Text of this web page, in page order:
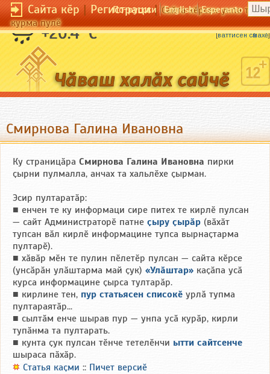
Сайта кӗр|Регистраци|Сайта кӗрсен унпа
курма пулӗ
По-русски English Esperanto
+20.4 °C Мухтаннӑ сунарҫӑ мулкачӑ тытайман.
[ваттисен сӑмахӗ]
Смирнова Галина Ивановна
Ку страницӑра Смирнова Галина Ивановна пирки
ҫырни пулмалла, анчах та хальлӗхе ҫырман.
Эсир пултаратӑр:
■ енчен те ку информаци сире питех те кирлӗ пулсан
— сайт Администраторӗ патне ҫыру ҫырӑр (вӑхӑт
тупсан вӑл кирлӗ информацине тупса вырнаҫтарма
пултарӗ).
■ хӑвӑр мӗн те пулин пӗлетӗр пулсан — сайта кӗрсе
(унсӑрӑн улӑштарма май ҫук) «Улӑштар» каҫӑпа усӑ
курса информацине ҫырса тултарӑр.
■ кирлине тен, пур статьясен списокӗ урлӑ тупма
пултараятӑр...
■ сылтӑм енче шырав пур — унпа усӑ курӑр, кирли
тупӑнма та пултарать.
■ кунта ҫук пулсан тӗнче тетелӗнчи ытти сайтсенче
шыраса пӑхӑр.
Статья каҫми :: Пичет версиӗ